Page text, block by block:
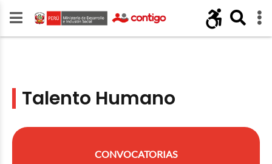
Talento Humano
CONVOCATORIAS